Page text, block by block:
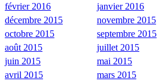
février 2016
janvier 2016
décembre 2015
novembre 2015
octobre 2015
septembre 2015
août 2015
juillet 2015
juin 2015
mai 2015
avril 2015
mars 2015